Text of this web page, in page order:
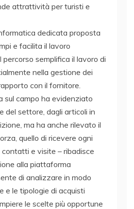
attrattività per turisti e
dedicata proposta
e facilita il lavoro
percorso semplifica il lavoro di
nella gestione dei
con il fornitore.
sul campo ha evidenziato
del settore, dagli articoli in
ma ha anche rilevato il
quello di ricevere ogni
contatti e visite – ribadisce
alla piattaforma
di analizzare in modo
e le tipologie di acquisti
le scelte più opportune